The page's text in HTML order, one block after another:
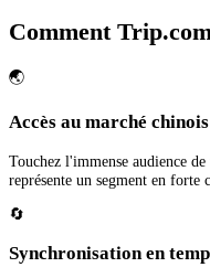
Comment
🌏
Accès au marché chinois
Touchez l'immense audience
représente un segment en forte
🔄
Synchronisation en